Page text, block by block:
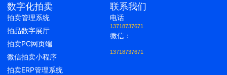
数字化拍卖
拍卖管理系统
拍品数字展厅
拍卖PC网页端
微信拍卖小程序
拍卖ERP管理系统
联系我们
电话
13718737671
微信：
13718737671